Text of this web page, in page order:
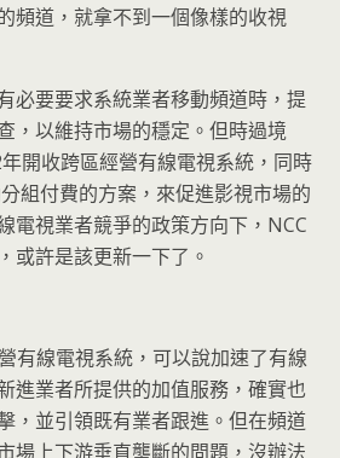
頻道，就拿不到一個像樣的收視
必要要求系統業者移動頻道時，提
，以維持市場的穩定。但時過境
開收跨區經營有線電視系統，同時
組付費的方案，來促進影視市場的
電視業者競爭的政策方向下，NCC
或許是該更新一下了。
有線電視系統，可以說加速了有線
進業者所提供的加值服務，確實也
，並引領既有業者跟進。但在頻道
場上下游垂直壟斷的問題，沒辦法